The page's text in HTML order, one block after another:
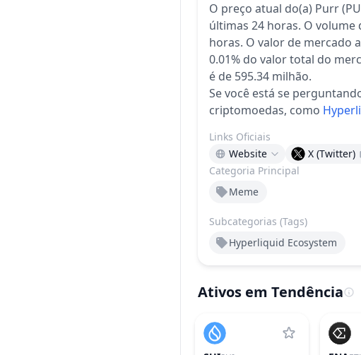
O preço atual do(a) Purr
últimas 24 horas. O volume
horas. O valor de mercado
0.01% do valor total do
é de 595.34 milhão.
Se você está se
criptomoedas, como
Categoria Principal
Meme
Subcategorias (Tags)
Hyperliquid Ecosystem
Links Oficiais
Website
X (Twitter)
Ativos em Tendência